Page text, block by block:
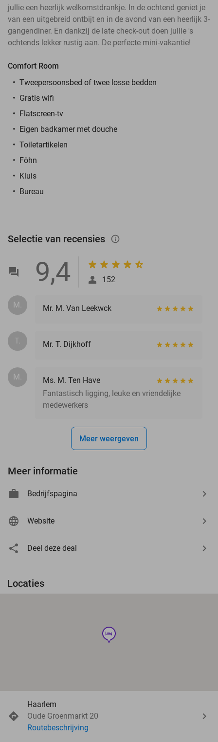
jullie een heerlijk welkomstdrankje. In de ochtend geniet je
van een uitgebreid ontbijt en in de avond van een heerlijk 3-
gangendiner. En dankzij de late check-out doen jullie 's
ochtends lekker rustig aan. De perfecte mini-vakantie!
Comfort Room
Tweepersoonsbed of twee losse bedden
Gratis wifi
Flatscreen-tv
Eigen badkamer met douche
Toiletartikelen
Föhn
Kluis
Bureau
Selectie van recensies info_outlined
9,4 152
M. Mr. M. Van Leekwck
T. Mr. T. Dijkhoff
M.
Ms. M. Ten Have
Fantastisch ligging, leuke en vriendelijke
medewerkers
Meer weergeven
Meer informatie
Bedrijfspagina
Website
Deel deze deal
Locaties
hotel
Haarlem
Oude Groenmarkt 20
Routebeschrijving